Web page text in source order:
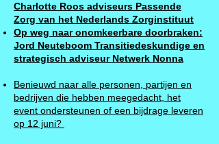
Charlotte Roos adviseurs Passende
Zorg van het Nederlands Zorginstituut
Op weg naar onomkeerbare doorbraken:
Jord Neuteboom Transitiedeskundige en
strategisch adviseur Netwerk Nonna
Benieuwd naar alle personen, partijen en
bedrijven die hebben meegedacht, het
event ondersteunen of een bijdrage leveren
op 12 juni?